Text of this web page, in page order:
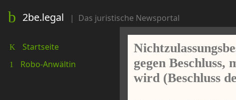
2be.legal | Das juristische Newsportal
K Startseite
1 Robo-Anwältin
gegen
wird (Beschluss